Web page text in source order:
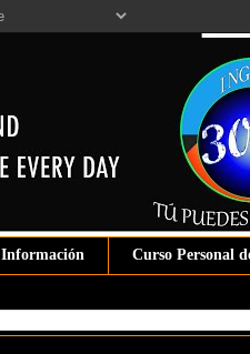
Información Curso Personal